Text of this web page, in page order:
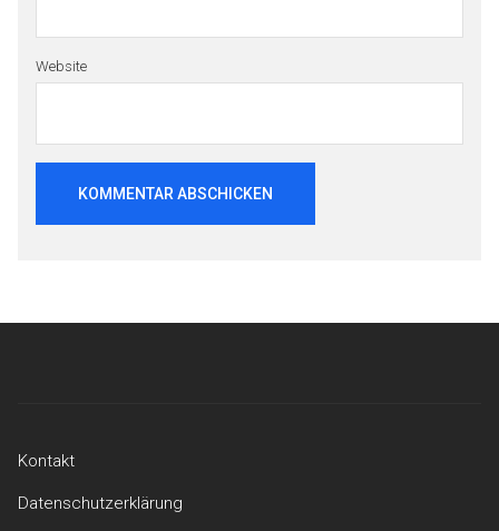
Website
Kontakt
Datenschutzerklärung